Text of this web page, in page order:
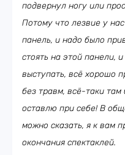
подвернул ногу или
Потому что лезвие у
панель, и надо было
стоять на этой панели,
выступать, всё хорошо
без травм, всё-таки
оставлю при себе! В
можно сказать, я к вам
окончания спектаклей.